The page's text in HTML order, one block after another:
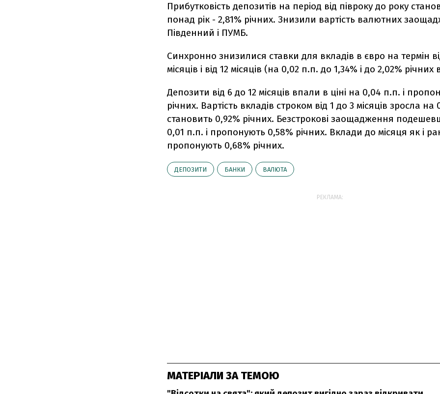
Прибутковість депозитів на період від півроку до року
понад рік - 2,81% річних. Знизили вартість валютних
Південний і ПУМБ.
Синхронно знизилися ставки для вкладів в євро на термін
місяців і від 12 місяців (на 0,02 п.п. до 1,34% і до 2,02% річних
Депозити від 6 до 12 місяців впали в ціні на 0,04 п.п. і
річних. Вартість вкладів строком від 1 до 3 місяців зросла на
становить 0,92% річних. Безстрокові заощадження
0,01 п.п. і пропонують 0,58% річних. Вклади до місяця як і
пропонують 0,68% річних.
ДЕПОЗИТИ БАНКИ ВАЛЮТА
РЕКЛАМА:
МАТЕРІАЛИ ЗА ТЕМОЮ